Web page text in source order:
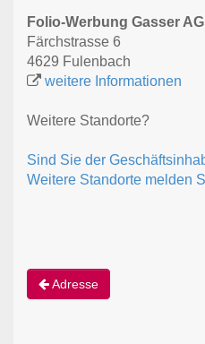
Folio-Werbung Gasser AG
Färchstrasse 6
4629 Fulenbach
weitere Informationen
Weitere Standorte?
Sind Sie der
Weitere Standorte melden
Adresse